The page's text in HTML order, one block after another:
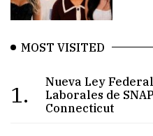
MOST VISITED
1.
Nueva Ley
Laborales de
Connecticut